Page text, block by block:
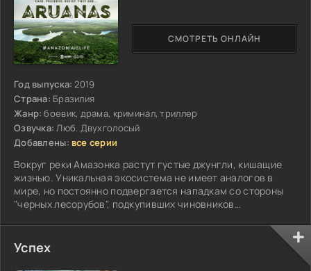
Год выпуска: 2019
Страна: Бразилия
Жанр: боевик, драма, криминал, триллер
Озвучка: Люб. Двухголосый
Добавлены: все серии
Вокруг реки Амазонка растут густые джунгли, кишащие
жизнью. Уникальная экосистема не имеет аналогов в
мире, но постоянно подвергается нападкам со стороны
"черных лесорубов", подкупивших чиновников
СМОТРЕТЬ ОНЛАЙН
Успех